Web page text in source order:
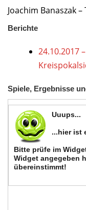
Joachim Banaszak
Berichte
24.10.2017
Spiele, Ergebnisse